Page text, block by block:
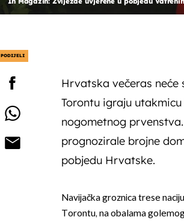
PODIJELI
Hrvatska večeras neće
Torontu igraju
nogometnog
prognozirale brojne
pobjedu Hrvatske.
Navijačka groznica trese
Torontu, na obalama